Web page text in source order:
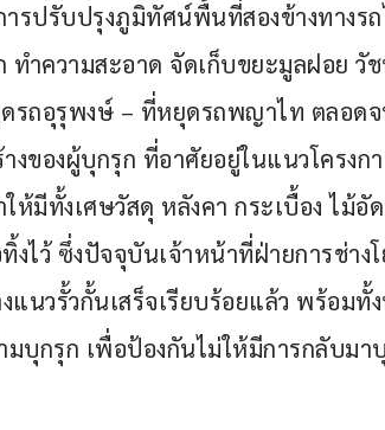
รปรับปรุงภูมิทัศน์พื้นที่สองข้างทางร
ทำความสะอาด จัดเก็บขยะมูลฝอย วั
รถอุรุพงษ์ – ที่หยุดรถพญาไท ตลอด
งของผู้บุกรุก ที่อาศัยอยู่ในแนวโครงก
ห้มีทั้งเศษวัสดุ หลังคา กระเบื้อง ไม้อั
งไว้ ซึ่งปัจจุบันเจ้าหน้าที่ฝ่ายการช่าง
นวรั้วกั้นเสร็จเรียบร้อยแล้ว พร้อมทั้
บุกรุก เพื่อป้องกันไม่ให้มีการกลับมา